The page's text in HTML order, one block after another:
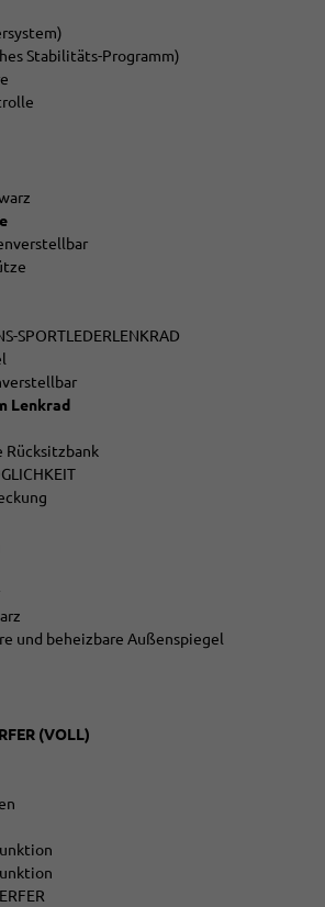
Stabilitäts-Programm)
SPORTLEDERLENKRAD
Lenkrad
Rücksitzbank
und beheizbare Außenspiegel
(VOLL)